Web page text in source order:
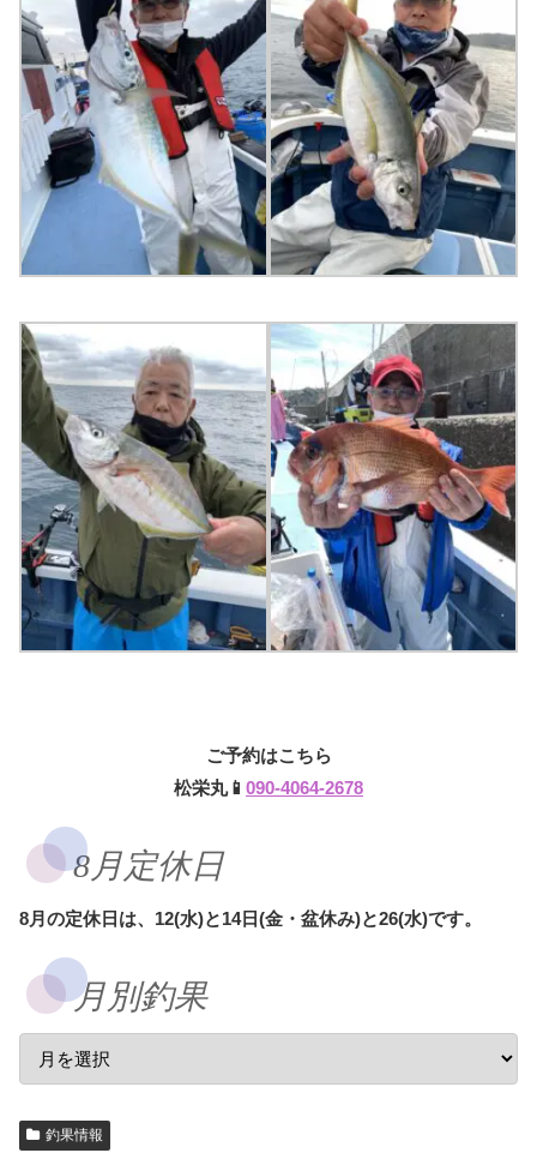
ご予約はこちら
松栄丸📱 090-4064-2678
8月定休日
8月の定休日は、12(水)と14日(金・盆休み)と26(水)です。
月別釣果
釣果情報